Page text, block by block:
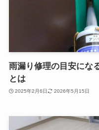
雨漏り修理の目安にな
とは
2025年2月6日 2026年5月15日